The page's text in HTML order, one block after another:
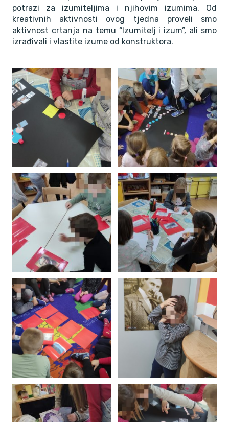
potrazi za izumiteljima i njihovim izumima. Od
kreativnih aktivnosti ovog tjedna proveli smo
aktivnost crtanja na temu “Izumitelj i izum”, ali smo
izrađivali i vlastite izume od konstruktora.